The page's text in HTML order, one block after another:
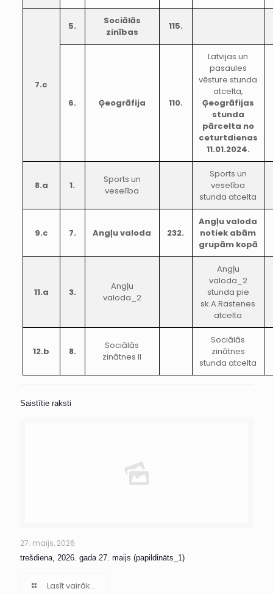
7.c
5.
Sociālās
zinības
115.
6. Ģeogrāfija 110.
Latvijas un
pasaules
vēsture stunda
atcelta,
Ģeogrāfijas
stunda
pārcelta no
ceturtdienas
11.01.2024.
8.a 1.
Sports un
veselība
Sports un
veselība
stunda atcelta
9.c 7. Angļu valoda 232.
Angļu valoda
notiek abām
grupām kopā
11.a 3.
Angļu
valoda_2
Angļu
valoda_2
stunda pie
sk.A.Rastenes
atcelta
12.b 8.
Sociālās
zinātnes II
Sociālās
zinātnes
stunda atcelta
Saistītie raksti
27. maijs, 2026
trešdiena, 2026. gada 27. maijs (papildināts_1)
Lasīt vairāk...